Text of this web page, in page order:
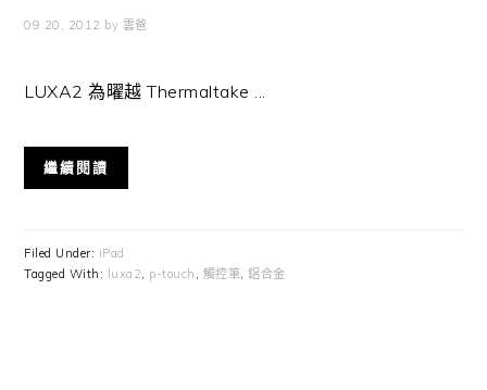
09 20, 2012 by 雲爸
LUXA2 為曜越 Thermaltake ...
繼續閱讀
Filed Under: iPad
Tagged With:
luxa2, p-touch , 觸控筆,鋁合金